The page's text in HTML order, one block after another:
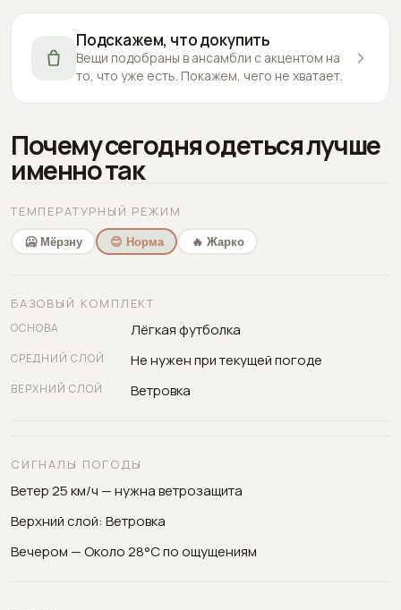
Подскажем, что докупить
Вещи подобраны в ансамбли с акцентом на
то, что уже есть. Покажем, чего не хватает.
Почему сегодня одеться лучше
именно так
ТЕМПЕРАТУРНЫЙ РЕЖИМ
🥶 Мёрзну 😊 Норма 🔥 Жарко
БАЗОВЫЙ КОМПЛЕКТ
ОСНОВА Лёгкая футболка
СРЕДНИЙ СЛОЙ Не нужен при текущей погоде
ВЕРХНИЙ СЛОЙ Ветровка
СИГНАЛЫ ПОГОДЫ
Ветер 25 км/ч — нужна ветрозащита
Верхний слой: Ветровка
Вечером — Около 28°C по ощущениям